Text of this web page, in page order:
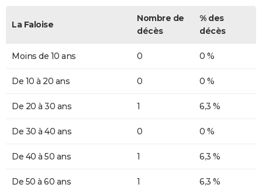
La Faloise
Nombre de
décès
% des
décès
Moins de 10 ans 0 0 %
De 10 à 20 ans 0 0 %
De 20 à 30 ans 1 6,3 %
De 30 à 40 ans 0 0 %
De 40 à 50 ans 1 6,3 %
De 50 à 60 ans 1 6,3 %